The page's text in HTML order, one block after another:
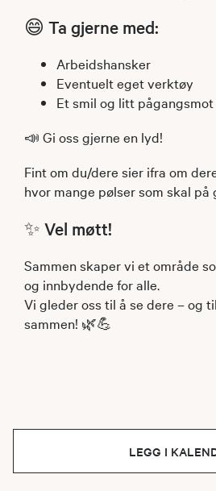
😄 Ta gjerne med:
Arbeidshansker
Eventuelt eget verktøy
Et smil og litt pågangsmot
📣 Gi oss gjerne en lyd!
Fint om du/dere sier ifra om
hvor mange pølser som skal
✨ Vel møtt!
Sammen skaper vi et område
og innbydende for alle.
Vi gleder oss til å se dere – og
sammen! 🌿💪
LEGG I